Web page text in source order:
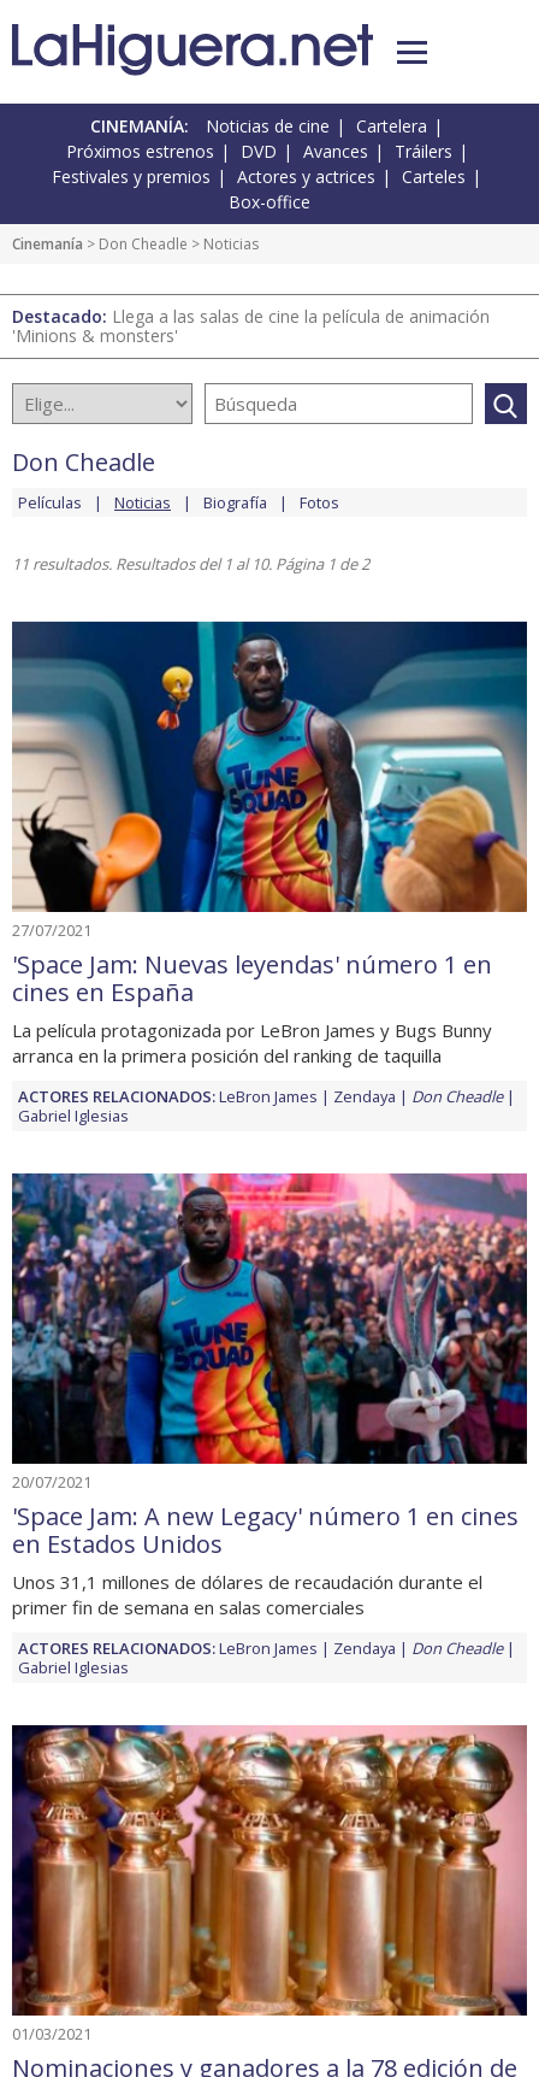
CINEMANÍA: Noticias de cine
Cartelera
Próximos estrenos
DVD Avances
Tráilers
Festivales y premios
Actores y actrices
Carteles
Box-office
Cinemanía > Don Cheadle > Noticias
Destacado: Llega a las salas de cine la película de animación
'Minions & monsters'
Don Cheadle
Películas Noticias Biografía Fotos
11 resultados. Resultados del 1 al 10. Página 1 de 2
27/07/2021
'Space Jam: Nuevas leyendas' número 1 en
cines en España
La película protagonizada por LeBron James y Bugs Bunny
arranca en la primera posición del ranking de taquilla
ACTORES RELACIONADOS:LeBron James Zendaya
Don Cheadle
Gabriel Iglesias
20/07/2021
'Space Jam: A new Legacy' número 1 en cines
en Estados Unidos
Unos 31,1 millones de dólares de recaudación durante el
primer fin de semana en salas comerciales
ACTORES RELACIONADOS:LeBron James Zendaya
Don Cheadle
Gabriel Iglesias
01/03/2021
Nominaciones y ganadores a la 78 edición de